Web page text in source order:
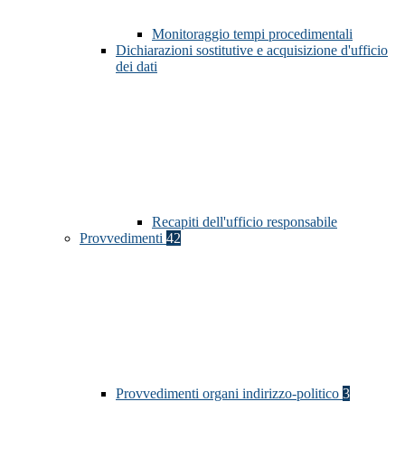
Monitoraggio tempi procedimentali
Dichiarazioni sostitutive e acquisizione d'ufficio
dei dati
Recapiti dell'ufficio responsabile
Provvedimenti 42
Provvedimenti organi indirizzo-politico 3